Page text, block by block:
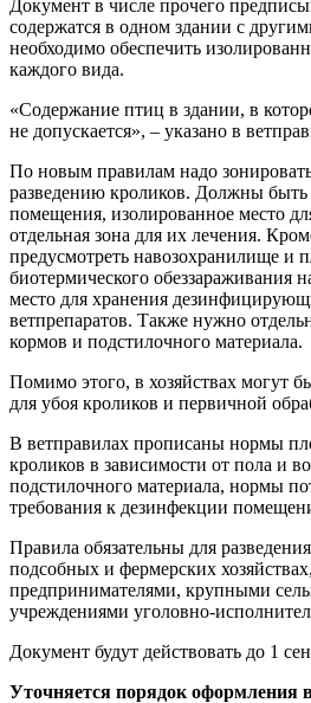
Документ в числе прочего
содержатся в одном здании с
необходимо обеспечить
каждого вида.
«Содержание птиц в здании, в
не допускается», – указано в
По новым правилам надо
разведению кроликов. Должны быть
помещения, изолированное место
отдельная зона для их лечения.
предусмотреть навозохранилище и
биотермического обеззараживания
место для хранения
ветпрепаратов. Также нужно
кормов и подстилочного материала.
Помимо этого, в хозяйствах могут
для убоя кроликов и первичной
В ветправилах прописаны нормы
кроликов в зависимости от пола и
подстилочного материала, нормы
требования к дезинфекции
Правила обязательны для
подсобных и фермерских
предпринимателями, крупными
учреждениями уголовно-
Документ будут действовать до 1
Уточняется порядок оформления